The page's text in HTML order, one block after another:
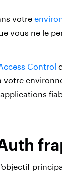
votre
vous ne le
Control